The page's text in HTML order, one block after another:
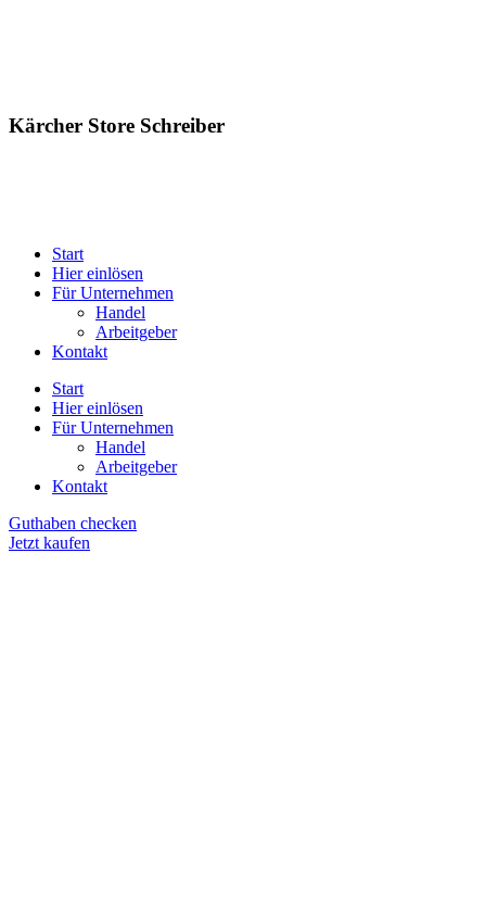
Kärcher Store Schreiber
Start
Hier einlösen
Für Unternehmen
Handel
Arbeitgeber
Kontakt
Start
Hier einlösen
Für Unternehmen
Handel
Arbeitgeber
Kontakt
Guthaben checken
Jetzt kaufen